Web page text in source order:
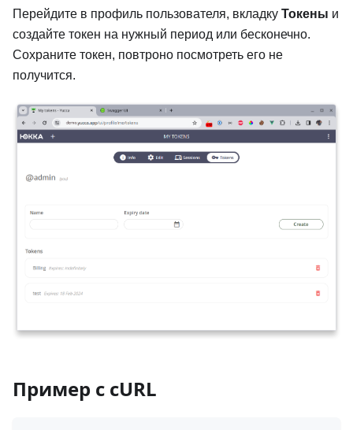
Перейдите в профиль пользователя, вкладку Токены и
создайте токен на нужный период или бесконечно.
Сохраните токен, повтроно посмотреть его не
получится.
Пример с cURL